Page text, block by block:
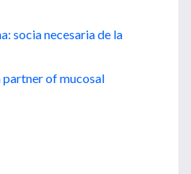
socia necesaria de la
of mucosal